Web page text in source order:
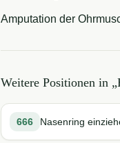
Amputation der
Weitere Positionen in „
666 Nasenring